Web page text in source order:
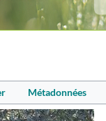
Métadonnées